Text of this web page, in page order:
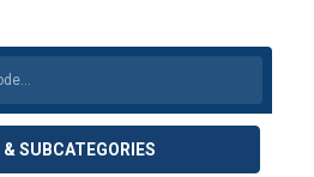
& SUBCATEGORIES